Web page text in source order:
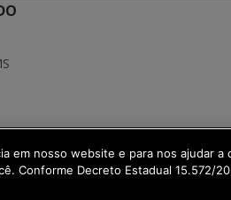
Transformação Digital
em nosso website e para nos ajudar a
Conforme Decreto Estadual 15.572/